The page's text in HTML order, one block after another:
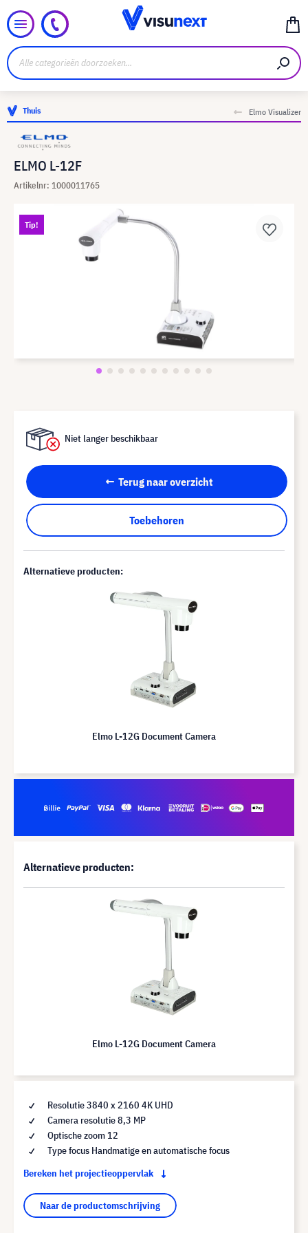
Thuis Elmo Visualizer
ELMO L-12F
Artikelnr: 1000011765
Tip!
Niet langer beschikbaar
Terug naar overzicht
Toebehoren
Alternatieve producten:
Elmo L-12G Document Camera
Alternatieve producten:
Elmo L-12G Document Camera
Resolutie 3840 x 2160 4K UHD
Camera resolutie 8,3 MP
Optische zoom 12
Type focus Handmatige en automatische focus
Bereken het projectieoppervlak
Naar de productomschrijving